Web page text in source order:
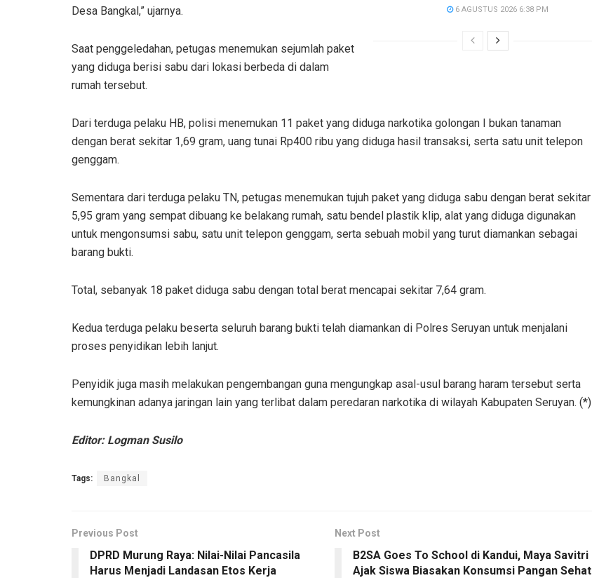
6 AGUSTUS 2026 6:38 PM
Desa Bangkal,” ujarnya.
Saat penggeledahan, petugas menemukan sejumlah paket
yang diduga berisi sabu dari lokasi berbeda di dalam
rumah tersebut.
Dari terduga pelaku HB, polisi menemukan 11 paket yang diduga narkotika golongan I bukan tanaman
dengan berat sekitar 1,69 gram, uang tunai Rp400 ribu yang diduga hasil transaksi, serta satu unit telepon
genggam.
Sementara dari terduga pelaku TN, petugas menemukan tujuh paket yang diduga sabu dengan berat sekitar
5,95 gram yang sempat dibuang ke belakang rumah, satu bendel plastik klip, alat yang diduga digunakan
untuk mengonsumsi sabu, satu unit telepon genggam, serta sebuah mobil yang turut diamankan sebagai
barang bukti.
Total, sebanyak 18 paket diduga sabu dengan total berat mencapai sekitar 7,64 gram.
Kedua terduga pelaku beserta seluruh barang bukti telah diamankan di Polres Seruyan untuk menjalani
proses penyidikan lebih lanjut.
Penyidik juga masih melakukan pengembangan guna mengungkap asal-usul barang haram tersebut serta
kemungkinan adanya jaringan lain yang terlibat dalam peredaran narkotika di wilayah Kabupaten Seruyan. (*)
Editor: Logman Susilo
Tags: Bangkal
Previous Post
DPRD Murung Raya: Nilai-Nilai Pancasila
Harus Menjadi Landasan Etos Kerja
Next Post
B2SA Goes To School di Kandui, Maya Savitri
Ajak Siswa Biasakan Konsumsi Pangan Sehat